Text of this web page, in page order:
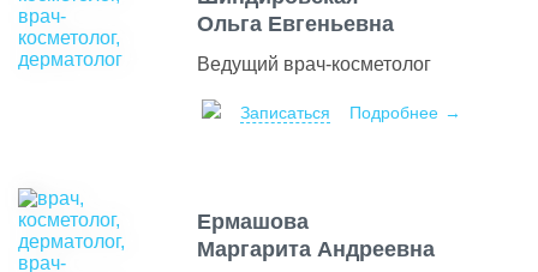
Ольга Евгеньевна
Ведущий врач-косметолог
Записаться Подробнее
Ермашова
Маргарита Андреевна